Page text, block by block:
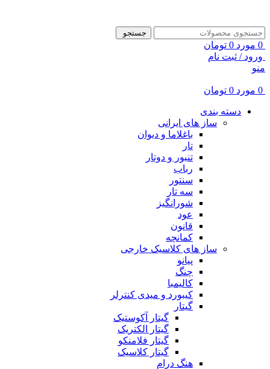
جستجو
0 مورد 0 تومان
ورود / ثبت نام
منو
0 مورد 0 تومان
دسته بندی
ساز های ایرانی
باغلاما و دیوان
تار
تنبور و دوتار
رباب
سنتور
سه تار
شورانگیز
عود
قانون
کمانچه
ساز های کلاسیک خارجی
پیانو
چنگ
کالیمبا
کیبورد و میدی کنترلر
گیتار
گیتار آکوستیک
گیتار الکتریک
گیتار فلامنکو
گیتار کلاسیک
هنگ درام